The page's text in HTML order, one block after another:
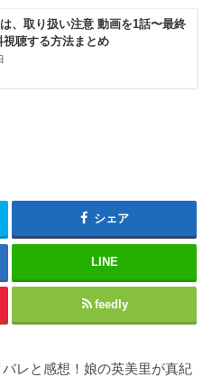
、取り扱い注意 動画を1話〜最終
視聴する方法まとめ
シェア
LINE
feedly
レと感想！娘の英美里が真紀